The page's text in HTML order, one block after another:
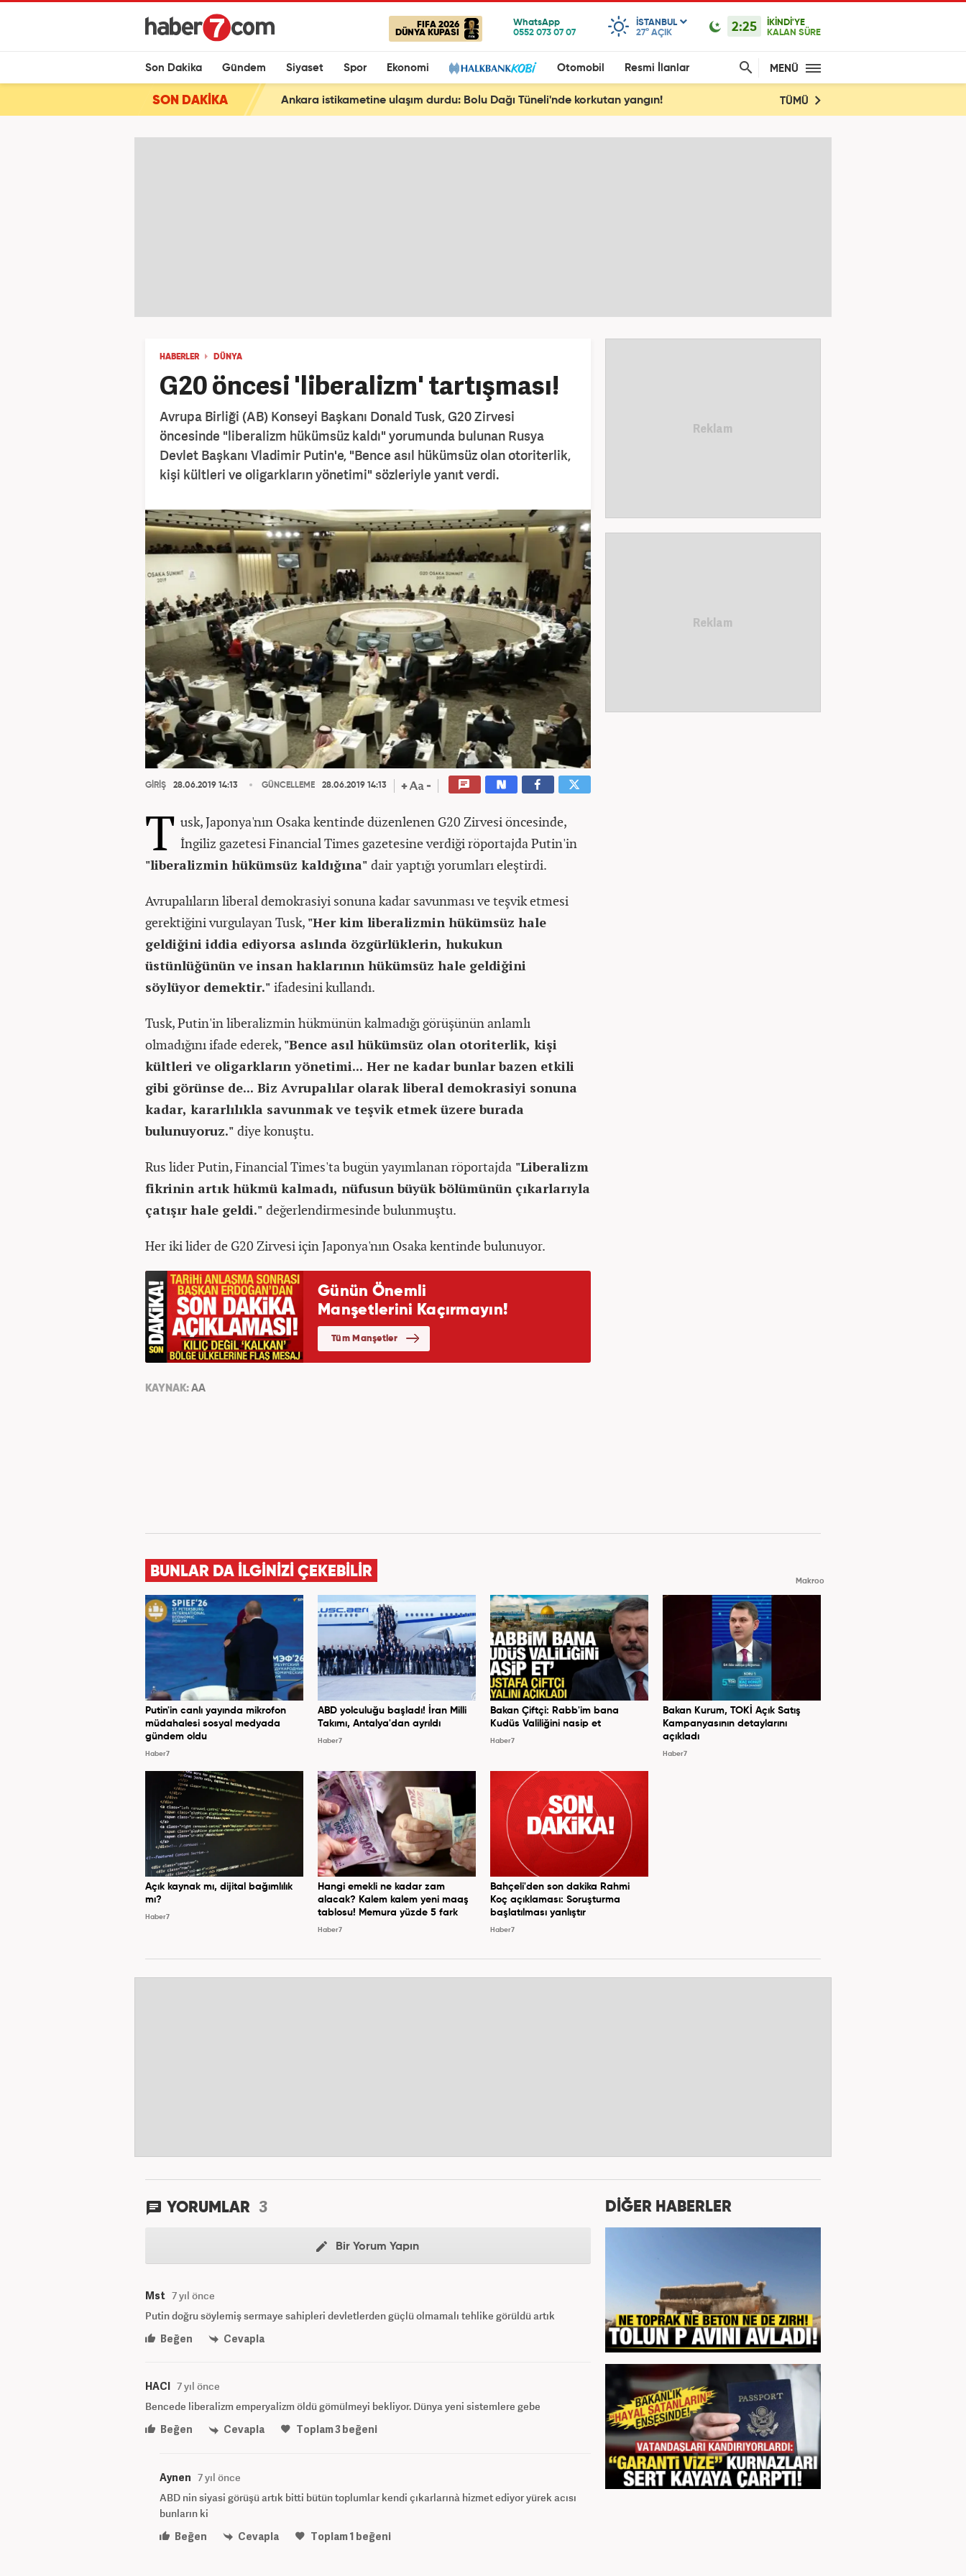
FIFA 2026
DÜNYA KUPASI
ISTANBUL
27° AÇIK 2:25
İKİNDİ'YE
KALAN SÜRE
Son Dakika Gündem Siyaset Spor Ekonomi Otomobil Resmi İlanlar MENÜ
SON DAKİKA Ankara istikametine ulaşım durdu: Bolu Dağı Tüneli'nde korkutan yangın! TÜMÜ
HABERLER DÜNYA
G20 öncesi 'liberalizm' tartışması!
Avrupa Birliği (AB) Konseyi Başkanı Donald Tusk, G20 Zirvesi
öncesinde "liberalizm hükümsüz kaldı" yorumunda bulunan Rusya
Devlet Başkanı Vladimir Putin'e, "Bence asıl hükümsüz olan otoriterlik,
kişi kültleri ve oligarkların yönetimi" sözleriyle yanıt verdi.
GİRİŞ 28.06.2019 14:13 GÜNCELLEME 28.06.2019 14:13
T usk, Japonya'nın Osaka kentinde düzenlenen G20 Zirvesi öncesinde,
İngiliz gazetesi Financial Times gazetesine verdiği röportajda Putin'in
"liberalizmin hükümsüz kaldığına" dair yaptığı yorumları eleştirdi.
Avrupalıların liberal demokrasiyi sonuna kadar savunması ve teşvik etmesi
gerektiğini vurgulayan Tusk, "Her kim liberalizmin hükümsüz hale
geldiğini iddia ediyorsa aslında özgürlüklerin, hukukun
üstünlüğünün ve insan haklarının hükümsüz hale geldiğini
söylüyor demektir." ifadesini kullandı.
Tusk, Putin'in liberalizmin hükmünün kalmadığı görüşünün anlamlı
olmadığını ifade ederek, "Bence asıl hükümsüz olan otoriterlik, kişi
kültleri ve oligarkların yönetimi... Her ne kadar bunlar bazen etkili
gibi görünse de... Biz Avrupalılar olarak liberal demokrasiyi sonuna
kadar, kararlılıkla savunmak ve teşvik etmek üzere burada
bulunuyoruz." diye konuştu.
Rus lider Putin, Financial Times'ta bugün yayımlanan röportajda "Liberalizm
fikrinin artık hükmü kalmadı, nüfusun büyük bölümünün çıkarlarıyla
çatışır hale geldi." değerlendirmesinde bulunmuştu.
Her iki lider de G20 Zirvesi için Japonya'nın Osaka kentinde bulunuyor.
KAYNAK: AA
BUNLAR DA İLGİNİZİ ÇEKEBİLİR
Makroo
Putin'in canlı yayında mikrofon
müdahalesi sosyal medyada
gündem oldu
Haber7
ABD yolculuğu başladı! İran Milli
Takımı, Antalya'dan ayrıldı
Haber7
Bakan Çiftçi: Rabb'im bana
Kudüs Valiliğini nasip et
Haber7
Bakan Kurum, TOKİ Açık Satış
Kampanyasının detaylarını
açıkladı
Haber7
Açık kaynak mı, dijital bağımlılık
mı?
Haber7
Hangi emekli ne kadar zam
alacak? Kalem kalem yeni maaş
tablosu! Memura yüzde 5 fark
Haber7
Bahçeli'den son dakika Rahmi
Koç açıklaması: Soruşturma
başlatılması yanlıştır
Haber7
YORUMLAR 3
Bir Yorum Yapın
Mst 7 yıl önce
Putin doğru söylemiş sermaye sahipleri devletlerden güçlü olmamalı tehlike görüldü artık
Beğen
Cevapla
HACI 7 yıl önce
Bencede liberalizm emperyalizm öldü gömülmeyi bekliyor. Dünya yeni sistemlere gebe
Beğen
Cevapla Toplam3beğeni
Aynen 7 yıl önce
ABD nin siyasi görüşü artık bitti bütün toplumlar kendi çıkarlarınà hizmet ediyor yürek acısı
bunların ki
Beğen
Cevapla Toplam1 beğeni
DİĞER HABERLER